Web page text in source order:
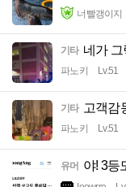
너빨갱이지
기타 네가 그
파노키 Lv.51
기타 고객감
파노키 Lv.51
유머 야! 3등